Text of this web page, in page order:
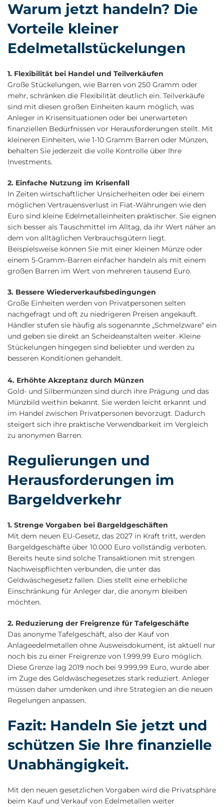
Warum jetzt handeln? Die
Vorteile kleiner
Edelmetallstückelungen
1. Flexibilität bei Handel und Teilverkäufen
Große Stückelungen, wie Barren von 250 Gramm oder
mehr, schränken die Flexibilität deutlich ein. Teilverkäufe
sind mit diesen großen Einheiten kaum möglich, was
Anleger in Krisensituationen oder bei unerwarteten
finanziellen Bedürfnissen vor Herausforderungen stellt. Mit
kleineren Einheiten, wie 1-10 Gramm Barren oder Münzen,
behalten Sie jederzeit die volle Kontrolle über Ihre
Investments.
2. Einfache Nutzung im Krisenfall
In Zeiten wirtschaftlicher Unsicherheiten oder bei einem
möglichen Vertrauensverlust in Fiat-Währungen wie den
Euro sind kleine Edelmetalleinheiten praktischer. Sie eignen
sich besser als Tauschmittel im Alltag, da ihr Wert näher an
dem von alltäglichen Verbrauchsgütern liegt.
Beispielsweise können Sie mit einer kleinen Münze oder
einem 5-Gramm-Barren einfacher handeln als mit einem
großen Barren im Wert von mehreren tausend Euro.
3. Bessere Wiederverkaufsbedingungen
Große Einheiten werden von Privatpersonen selten
nachgefragt und oft zu niedrigeren Preisen angekauft.
Händler stufen sie häufig als sogenannte „Schmelzware“ ein
und geben sie direkt an Scheideanstalten weiter. Kleine
Stückelungen hingegen sind beliebter und werden zu
besseren Konditionen gehandelt.
4. Erhöhte Akzeptanz durch Münzen
Gold- und Silbermünzen sind durch ihre Prägung und das
Münzbild weithin bekannt. Sie werden leicht erkannt und
im Handel zwischen Privatpersonen bevorzugt. Dadurch
steigert sich ihre praktische Verwendbarkeit im Vergleich
zu anonymen Barren.
Regulierungen und
Herausforderungen im
Bargeldverkehr
1. Strenge Vorgaben bei Bargeldgeschäften
Mit dem neuen EU-Gesetz, das 2027 in Kraft tritt, werden
Bargeldgeschäfte über 10.000 Euro vollständig verboten.
Bereits heute sind solche Transaktionen mit strengen
Nachweispflichten verbunden, die unter das
Geldwäschegesetz fallen. Dies stellt eine erhebliche
Einschränkung für Anleger dar, die anonym bleiben
möchten.
2. Reduzierung der Freigrenze für Tafelgeschäfte
Das anonyme Tafelgeschäft, also der Kauf von
Anlageedelmetallen ohne Ausweisdokument, ist aktuell nur
noch bis zu einer Freigrenze von 1.999,99 Euro möglich.
Diese Grenze lag 2019 noch bei 9.999,99 Euro, wurde aber
im Zuge des Geldwäschegesetzes stark reduziert. Anleger
müssen daher umdenken und ihre Strategien an die neuen
Regelungen anpassen.
Fazit: Handeln Sie jetzt und
schützen Sie Ihre finanzielle
Unabhängigkeit.
Mit den neuen gesetzlichen Vorgaben wird die Privatsphäre
beim Kauf und Verkauf von Edelmetallen weiter